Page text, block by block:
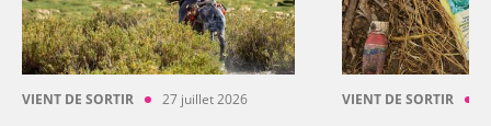
VIENT DE SORTIR 27 juillet 2026 VIENT DE SORTIR